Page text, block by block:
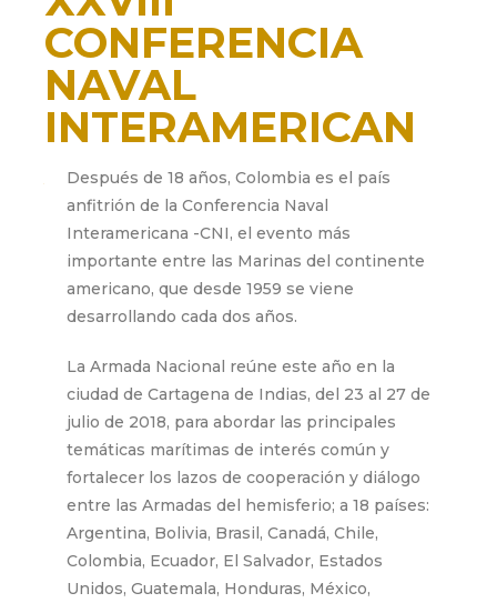
CONFERENCIA
NAVAL
INTERAMERICAN
A
julio 23, 2018
Después de 18 años, Colombia es el país
anfitrión de la Conferencia Naval
Interamericana -CNI, el evento más
importante entre las Marinas del continente
americano, que desde 1959 se viene
desarrollando cada dos años.
La Armada Nacional reúne este año en la
ciudad de Cartagena de Indias, del 23 al 27 de
julio de 2018, para abordar las principales
temáticas marítimas de interés común y
fortalecer los lazos de cooperación y diálogo
entre las Armadas del hemisferio; a 18 países:
Argentina, Bolivia, Brasil, Canadá, Chile,
Colombia, Ecuador, El Salvador, Estados
Unidos, Guatemala, Honduras, México,